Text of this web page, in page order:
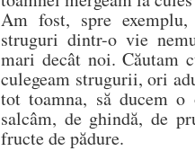
Am fost, spre
struguri dintr-o vie
mari decât noi. Căutam
culegeam strugurii, ori
tot toamna, să ducem o
salcâm, de ghindă, de
fructe de pădure.